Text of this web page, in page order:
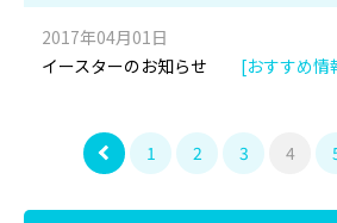
2017年04月01日
イースターのお知らせ
[おすすめ情
1 2 3 4